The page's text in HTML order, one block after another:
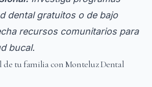
dental gratuitos o de bajo
recursos comunitarios para
bucal.
de tu familia con Monteluz Dental